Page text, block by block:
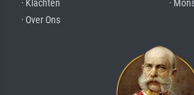
· Klachten
· Over Ons
·